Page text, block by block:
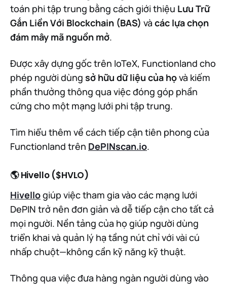
toán phi tập trung bằng cách giới thiệu Lưu Trữ
Gắn Liền Với Blockchain (BAS) và các lựa chọn
đám mây mã nguồn mở.
Được xây dựng gốc trên IoTeX, Functionland cho
phép người dùng sở hữu dữ liệu của họvà kiếm
phần thưởng thông qua việc đóng góp phần
cứng cho một mạng lưới phi tập trung.
Tìm hiểu thêm về cách tiếp cận tiên phong của
Functionland trên DePINscan.io.
🌎 Hivello ($HVLO)
Hivellogiúp việc tham gia vào các mạng lưới
DePIN trở nên đơn giản và dễ tiếp cận cho tất cả
mọi người. Nền tảng của họ giúp người dùng
triển khai và quản lý hạ tầng nút chỉ với vài cú
nhấp chuột—không cần kỹ năng kỹ thuật.
Thông qua việc đưa hàng ngàn người dùng vào